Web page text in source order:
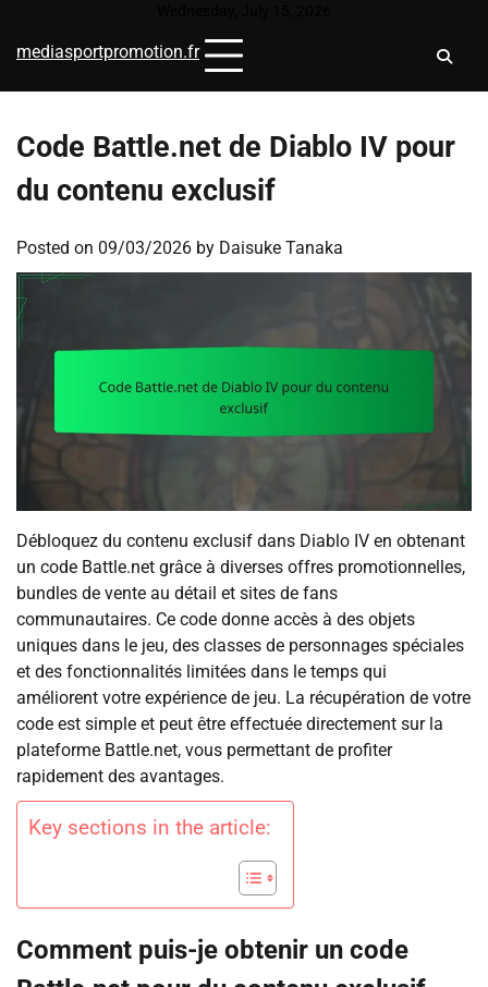
content
mediasportpromotion.fr
Code Battle.net de Diablo IV pour
du contenu exclusif
Posted on 09/03/2026 by Daisuke Tanaka
Débloquez du contenu exclusif dans Diablo IV en obtenant
un code Battle.net grâce à diverses offres promotionnelles,
bundles de vente au détail et sites de fans
communautaires. Ce code donne accès à des objets
uniques dans le jeu, des classes de personnages spéciales
et des fonctionnalités limitées dans le temps qui
améliorent votre expérience de jeu. La récupération de votre
code est simple et peut être effectuée directement sur la
plateforme Battle.net, vous permettant de profiter
rapidement des avantages.
Key sections in the article:
Comment puis-je obtenir un code